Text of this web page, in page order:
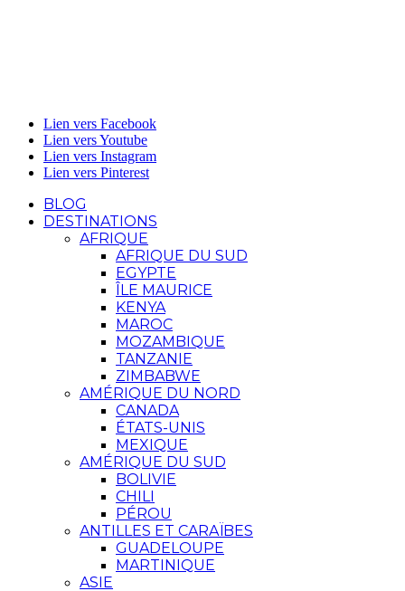
Lien vers Facebook
Lien vers Youtube
Lien vers Instagram
Lien vers Pinterest
BLOG
DESTINATIONS
AFRIQUE
AFRIQUE DU SUD
EGYPTE
ÎLE MAURICE
KENYA
MAROC
MOZAMBIQUE
TANZANIE
ZIMBABWE
AMÉRIQUE DU NORD
CANADA
ÉTATS-UNIS
MEXIQUE
AMÉRIQUE DU SUD
BOLIVIE
CHILI
PÉROU
ANTILLES ET CARAÏBES
GUADELOUPE
MARTINIQUE
ASIE